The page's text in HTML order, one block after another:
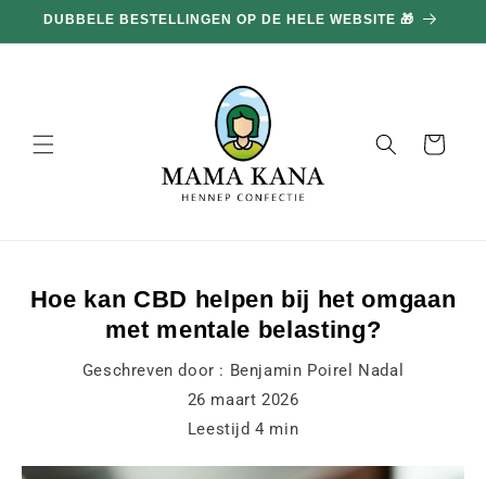
doorgaan
naar
DUBBELE BESTELLINGEN OP DE HELE WEBSITE 🎁
Mand
Hoe kan CBD helpen bij het omgaan
met mentale belasting?
Geschreven door : Benjamin Poirel Nadal
26 maart 2026
Leestijd4 min